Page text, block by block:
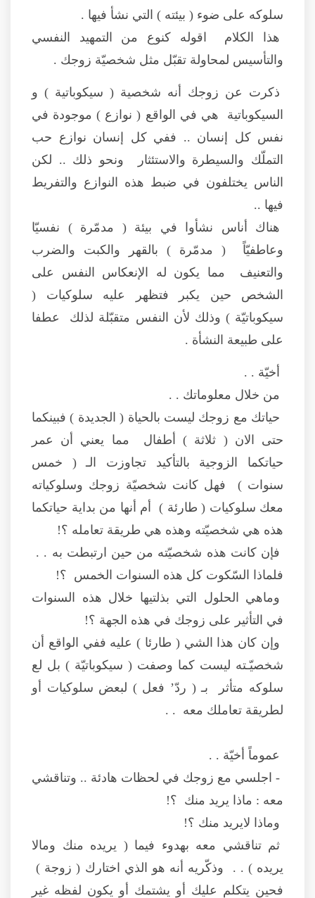
سلوكه على ضوء ( بيئته ) التي نشأ فيها .
هذا الكلام اقوله كنوع من التمهيد النفسي
والتأسيس لمحاولة تقبّل مثل شخصيّة زوجك .
ذكرت عن زوجك أنه شخصية ( سيكوباتية ) و
السيكوباتية هي في الواقع ( نوازع ) موجودة في
نفس كل إنسان .. ففي كل إنسان نوازع حب
التملّك والسيطرة والاستئثار ونحو ذلك .. لكن
الناس يختلفون في ضبط هذه النوازع والتفريط
فيها ..
هناك أناس نشأوا في بيئة ( مدمّرة ) نفسيّا
وعاطفيّاً ( مدمّرة ) بالقهر والكبت والضرب
والتعنيف مما يكون له الإنعكاس النفس على
الشخص حين يكبر فتظهر عليه سلوكيات (
سيكوباتيّة ) وذلك لأن النفس متقبّلة لذلك عطفا
على طبيعة النشأة .
أخيّة . .
من خلال معلوماتك . .
حياتك مع زوجك ليست بالحياة ( الجديدة ) فبينكما
حتى الان ( ثلاثة ) أطفال مما يعني أن عمر
حياتكما الزوجية بالتأكيد تجاوزت الـ ( خمس
سنوات ) فهل كانت شخصيّة زوجك وسلوكياته
معك سلوكيات ( طارئة ) أم أنها من بداية حياتكما
هذه هي شخصيّته وهذه هي طريقة تعامله ؟!
فإن كانت هذه شخصيّته من حين ارتبطت به . .
فلماذا السّكوت كل هذه السنوات الخمس ؟!
وماهي الحلول التي بذلتيها خلال هذه السنوات
في التأثير على زوجك في هذه الجهة ؟!
وإن كان هذا الشي ( طارئا ) عليه ففي الواقع أن
شخصيّـته ليست كما وصفت ( سيكوباتيّة ) بل لع
سلوكه متأثر بـ ( ردّ’ فعل ) لبعض سلوكيات أو
لطريقة تعاملك معه . .
عموماً أخيّة . .
- اجلسي مع زوجك في لحظات هادئة .. وتناقشي
معه : ماذا يريد منك ؟!
وماذا لايريد منك ؟!
ثم تناقشي معه بهدوء فيما ( يريده منك ومالا
يريده ) . . وذكّريه أنه هو الذي اختارك ( زوجة )
فحين يتكلم عليك أو يشتمك أو يكون لفظه غير